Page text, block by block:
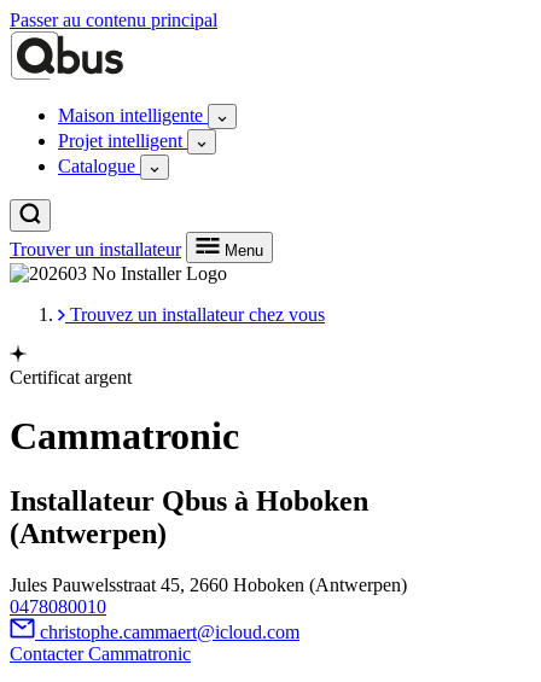
Passer au contenu principal
Maison intelligente
Projet intelligent
Catalogue
Trouver un installateur Menu
Trouvez un installateur chez vous
Certificat argent
Cammatronic
Installateur Qbus à Hoboken
(Antwerpen)
Jules Pauwelsstraat 45, 2660 Hoboken (Antwerpen)
0478080010
christophe.cammaert@icloud.com
Contacter Cammatronic